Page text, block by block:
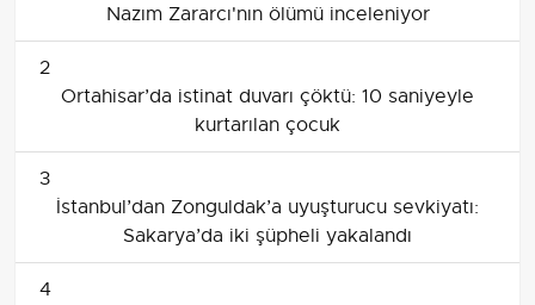
Nazım Zararcı'nın ölümü inceleniyor
2
Ortahisar’da istinat duvarı çöktü: 10 saniyeyle
kurtarılan çocuk
3
İstanbul’dan Zonguldak’a uyuşturucu sevkiyatı:
Sakarya’da iki şüpheli yakalandı
4